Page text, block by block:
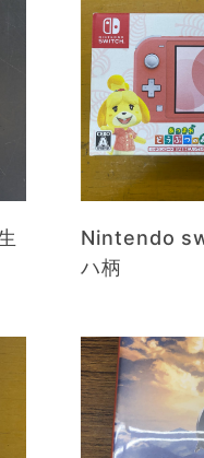
Nintendo
ハ柄